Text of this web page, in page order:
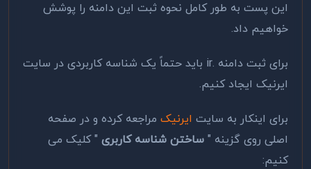
این پست به طور کامل نحوه ثبت این دامنه را پوشش
خواهیم داد.
برای ثبت دامنه .ir باید حتماً یک شناسه کاربردی در سایت
ایرنیک ایجاد کنیم.
برای اینکار به سایت ایرنیک مراجعه کرده و در صفحه
اصلی روی گزینه " ساختن شناسه کاربری " کلیک می
کنیم: